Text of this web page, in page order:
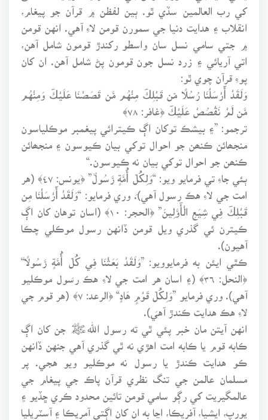
کي رب العالمين سڏي ٿو. ٻين لفظن ۾ قرآن جو پيغام،
انقلاب ۽ هدايت دنيا جي سمورن قومن لاءِ آهي. انهن قومن
۾ جتي سامي نسل سان واسطو رکندڙ قومون شامل آهن،
اتي آريائي ۽ زرد نسل جون قومون پڻ شامل آهن. ان کان
پوءِ قرآن چوي ٿو:
وَلَقَدْ أَرْسَلْنَا رُسُلًا مِّن قَبْلِكَ مِنْهُم مَّن قَصَصْنَا عَلَيْكَ وَمِنْهُم
مَّن لَّمْ نَقْصُصْ عَلَيْكَ ﴿غافر: ٧٨﴾
ترجمو: ”۽ بيشڪ توکان اڳ ڪيترائي پيغمبر موڪلياسون
منجھائن ڪنھن جو احوال توکي بيان ڪيوسون ۽ منجھائن
ڪنھن جو احوال توکي بيان نه ڪيوسون.“
ٻئي جاءِ تي فرمايو ويو: “وَلِكُلِّ أُمَّةٍ رَّسُولٌ” ﴿يونس: ٤٧﴾ (هر
امت جي لاءِ هڪ رسول آهي). وري فرمايو: “وَلَقَدْ أَرْسَلْنَا مِن
قَبْلِكَ فِي شِيَعِ الْأَوَّلِينَ” ﴿الحجر: ١٠﴾ (اسان توهان کان اڳ
ڪيترن ئي گذري ويل قومن ڏانهن رسول موڪلي چڪا
آهيون).
ڪٿي ايئن به فرمايوويو: ”وَلَقَدْ بَعَثْنَا فِي كُلِّ أُمَّةٍ رَّسُولًا“
﴿النحل: ٣٦﴾ (۽ اسان هر امت جي لاءِ هڪ رسول موڪليو
آهي). وري فرمايو ”وَلِكُلِّ قَوْمٍ هَادٍ“ ﴿الرعد: ٧﴾ (هر قوم جي
لاءِ هڪ هدايت ڪندڙ آهي).
انهن آيتن مان خبر پئي ٿي ته رسول اللهﷺ جن کان اڳ
ڪابه قوم يا ڪابه امت اهڙي نه ٿي گذري آهي جنهن ڏانهن
ڪو هدايت ڪندڙ يا رسول نه موڪليو ويو هجي. پر
مسلمان عالمن جي تنگ نظري قرآن پاڪ جي پيغام جي
عالمگيريت کي رڳو سامي قومن تائين محدود ڪري ڇڏيو ۽
يورپ، ايشيا، آفريڪا، اڃا به ان کان اڳتي آمريڪا ۽ آسٽريليا